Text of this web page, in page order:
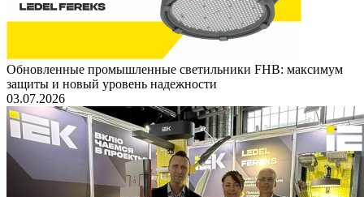
Обновленные промышленные светильники FHB: максимум
защиты и новый уровень надежности
03.07.2026